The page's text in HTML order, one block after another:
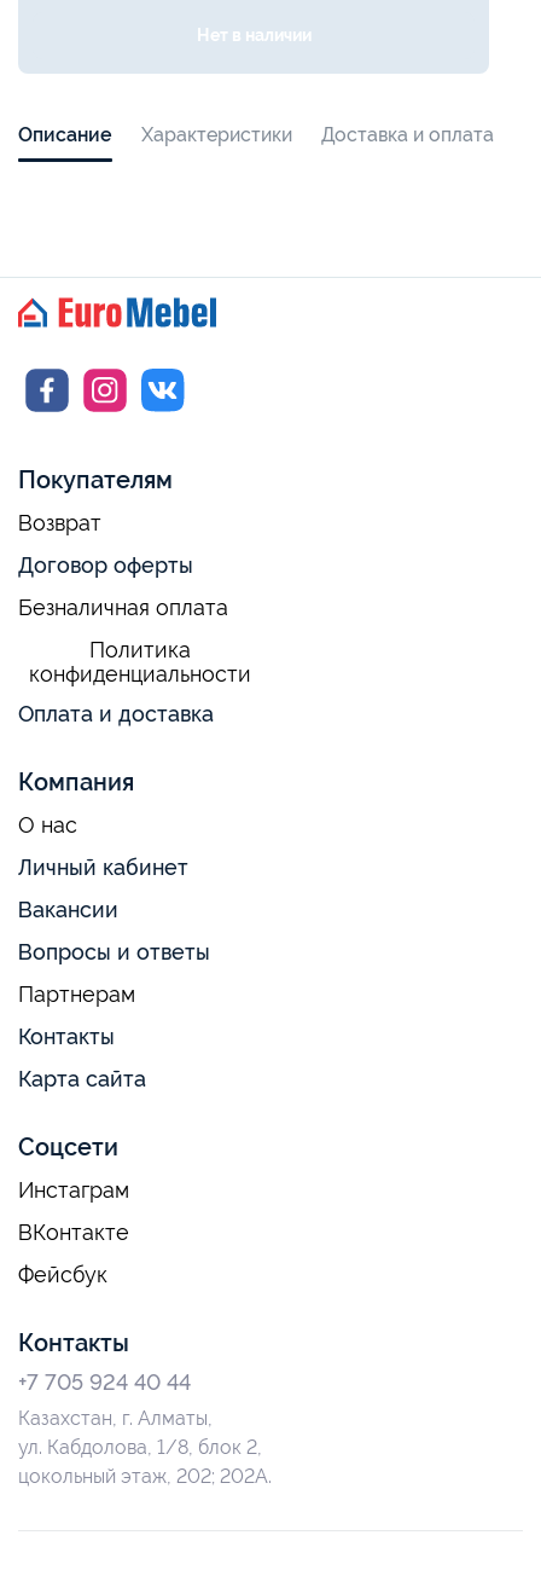
Нет в наличии
Описание Характеристики Доставка и оплата
Покупателям
Возврат
Договор оферты
Безналичная оплата
Политика
конфиденциальности
Оплата и доставка
Компания
О нас
Личный кабинет
Вакансии
Вопросы и ответы
Партнерам
Контакты
Карта сайта
Соцсети
Инстаграм
ВКонтакте
Фейсбук
Контакты
+7 705 924 40 44
Казахстан, г. Алматы,
ул. Кабдолова, 1/8, блок 2,
цокольный этаж, 202; 202А.